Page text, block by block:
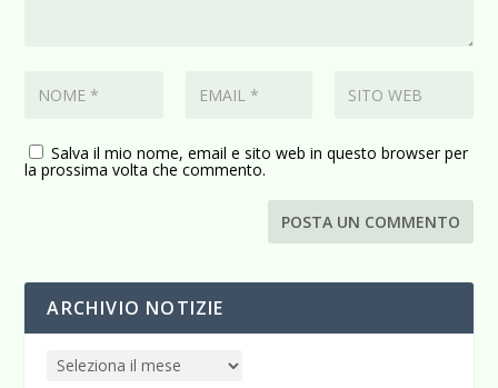
Salva il mio nome, email e sito web in questo browser per
la prossima volta che commento.
ARCHIVIO NOTIZIE